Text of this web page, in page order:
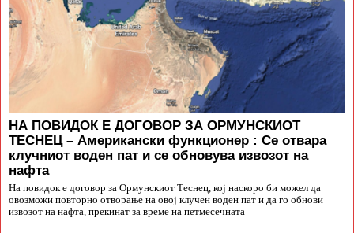
НА ПОВИДОК Е ДОГОВОР ЗА ОРМУНСКИОТ
ТЕСНЕЦ – Американски функционер : Се отвара
клучниот воден пат и се обновува извозот на
нафта
На повидок е договор за Ормунскиот Теснец, кој наскоро би можел да
овозможи повторно отворање на овој клучен воден пат и да го обнови
извозот на нафта, прекинат за време на петмесечната